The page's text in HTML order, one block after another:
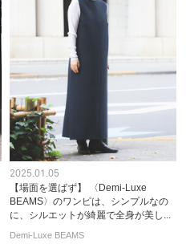
2025.01.05
【場面を選ばず】 〈Demi-Luxe
BEAMS〉のワンピは、シンプルなの
に、シルエットが綺麗で全身が美し...
Demi-Luxe BEAMS